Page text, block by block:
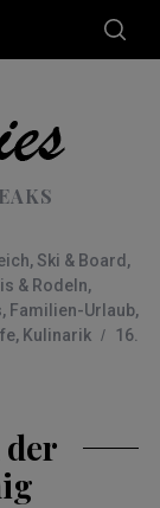
, Ski & Board ,
& Rodeln,
, Familien-Urlaub,
, Kulinarik
16.